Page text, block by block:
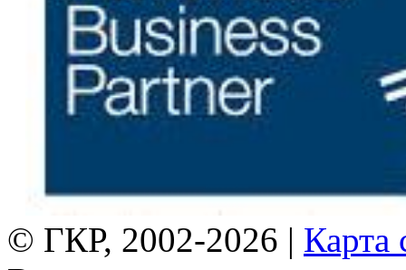
© ГКР, 2002-2026 | Карта